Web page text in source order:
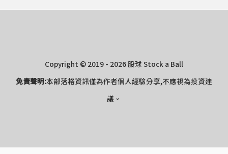
Copyright © 2019 - 2026 股球 Stock a Ball
免責聲明:本部落格資訊僅為作者個人經驗分享,不應視為投資建
議。